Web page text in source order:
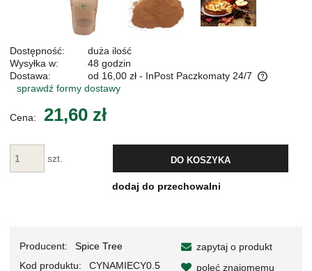
Dostępność:
duża ilość
Wysyłka w:
48 godzin
Dostawa:
od 16,00 zł - InPost Paczkomaty 24/7
Cena nie zawiera ewentualnych kosztów płatności
sprawdź formy dostawy
Cena: 21,60 zł
szt. DO KOSZYKA
dodaj do przechowalni
Producent:
Spice Tree
Kod produktu:
CYNAMIECY0.5
zapytaj o produkt
poleć znajomemu